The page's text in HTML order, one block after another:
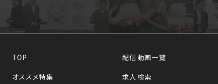
TOP
配信動画一覧
オススメ特集
求人検索